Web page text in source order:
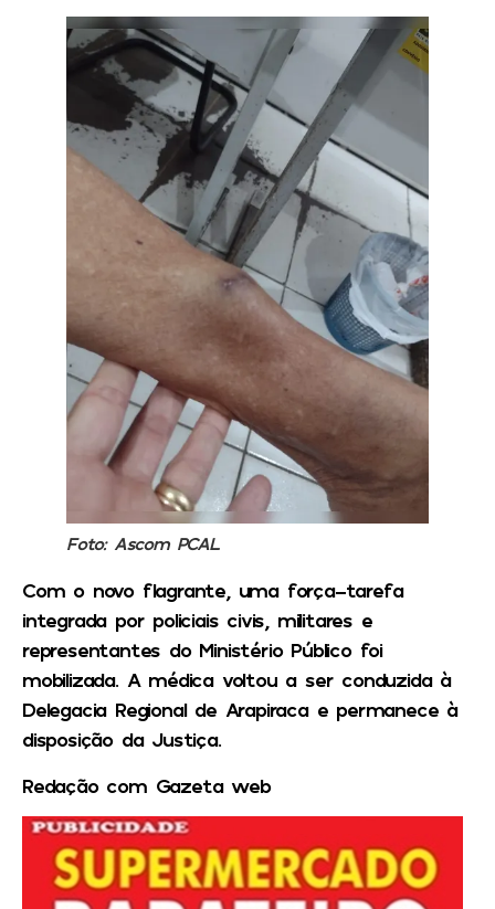
Foto: Ascom PCAL
Com o novo flagrante, uma força-tarefa
integrada por policiais civis, militares e
representantes do Ministério Público foi
mobilizada. A médica voltou a ser conduzida à
Delegacia Regional de Arapiraca e permanece à
disposição da Justiça.
Redação com Gazeta web